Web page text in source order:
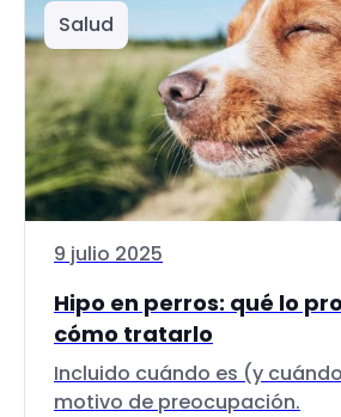
Salud
9 julio 2025
Hipo en perros: qué lo
cómo tratarlo
Incluido cuándo es (y
motivo de preocupación.